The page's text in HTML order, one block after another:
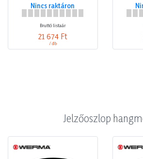
Nincs raktáron
Bruttó listaár
21 674 Ft
/ db
Jelzőoszlop